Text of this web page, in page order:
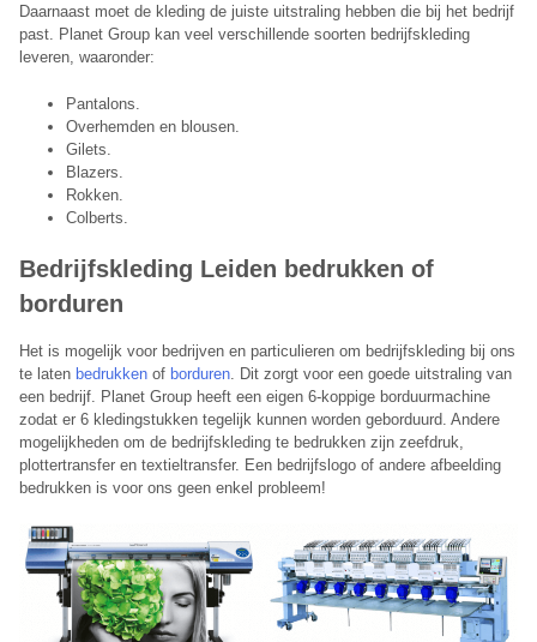
Daarnaast moet de kleding de juiste uitstraling hebben die bij het bedrijf
past. Planet Group kan veel verschillende soorten bedrijfskleding
leveren, waaronder:
Pantalons.
Overhemden en blousen.
Gilets.
Blazers.
Rokken.
Colberts.
Bedrijfskleding Leiden bedrukken of
borduren
​Het is mogelijk voor bedrijven en particulieren om bedrijfskleding bij ons
te laten bedrukken of borduren. Dit zorgt voor een goede uitstraling van
een bedrijf. Planet Group heeft een eigen 6-koppige borduurmachine
zodat er 6 kledingstukken tegelijk kunnen worden geborduurd. Andere
mogelijkheden om de bedrijfskleding te bedrukken zijn zeefdruk,
plottertransfer en textieltransfer. Een bedrijfslogo of andere afbeelding
bedrukken is voor ons geen enkel probleem!